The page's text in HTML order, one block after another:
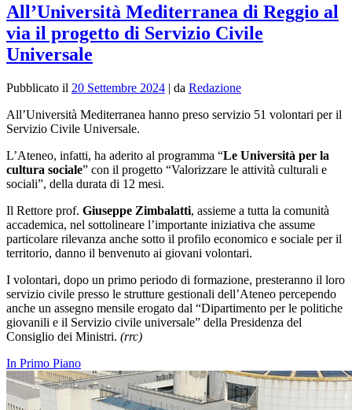
All’Università Mediterranea di Reggio al
via il progetto di Servizio Civile
Universale
Pubblicato il 20 Settembre 2024 | da Redazione
All’Università Mediterranea hanno preso servizio 51 volontari per il
Servizio Civile Universale.
L’Ateneo, infatti, ha aderito al programma “Le Università per la
cultura sociale” con il progetto “Valorizzare le attività culturali e
sociali”, della durata di 12 mesi.
Il Rettore prof. Giuseppe Zimbalatti, assieme a tutta la comunità
accademica, nel sottolineare l’importante iniziativa che assume
particolare rilevanza anche sotto il profilo economico e sociale per il
territorio, danno il benvenuto ai giovani volontari.
I volontari, dopo un primo periodo di formazione, presteranno il loro
servizio civile presso le strutture gestionali dell’Ateneo percependo
anche un assegno mensile erogato dal “Dipartimento per le politiche
giovanili e il Servizio civile universale” della Presidenza del
Consiglio dei Ministri. (rrc)
In Primo Piano